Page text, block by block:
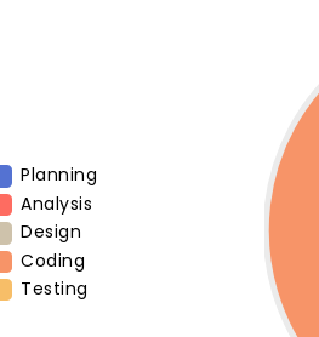
Planning
Analysis
Design
Coding
Testing